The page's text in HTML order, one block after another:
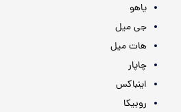
یاهو
جی میل
هات میل
چاپار
اینباکس
روبیکا